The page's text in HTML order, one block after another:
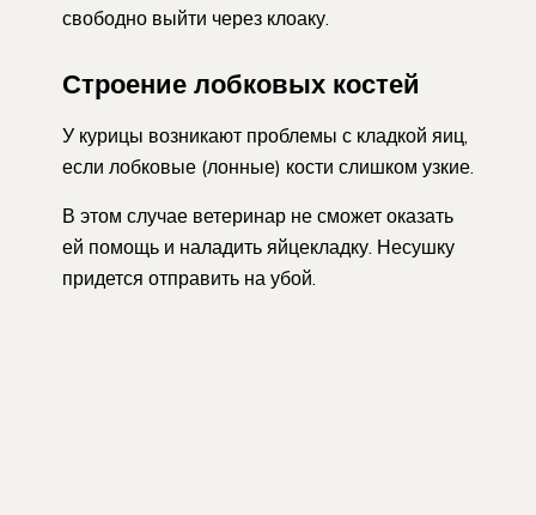
свободно выйти через клоаку.
Строение лобковых костей
У курицы возникают проблемы с кладкой яиц,
если лобковые (лонные) кости слишком узкие.
В этом случае ветеринар не сможет оказать
ей помощь и наладить яйцекладку. Несушку
придется отправить на убой.